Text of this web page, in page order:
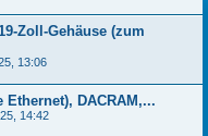
Zoll-Gehäuse (zum
13:06
Ethernet), DACRAM,...
14:42